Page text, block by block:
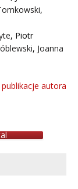
,
, Piotr
, Joanna
autora